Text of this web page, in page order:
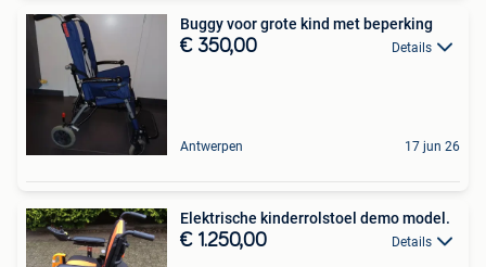
Buggy voor grote kind met beperking
€ 350,00 Details
Antwerpen 17 jun 26
Elektrische kinderrolstoel demo model.
€ 1.250,00 Details